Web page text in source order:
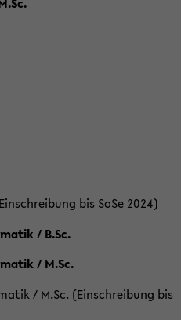
bis SoSe 2024)
/ B.Sc.
/ M.Sc.
/ M.Sc. (Einschreibung bis